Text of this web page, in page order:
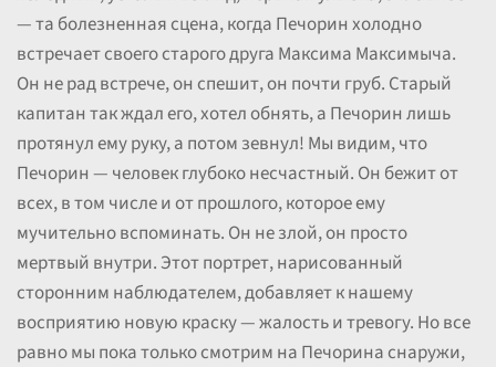
— та болезненная сцена, когда Печорин холодно
встречает своего старого друга Максима Максимыча.
Он не рад встрече, он спешит, он почти груб. Старый
капитан так ждал его, хотел обнять, а Печорин лишь
протянул ему руку, а потом зевнул! Мы видим, что
Печорин — человек глубоко несчастный. Он бежит от
всех, в том числе и от прошлого, которое ему
мучительно вспоминать. Он не злой, он просто
мертвый внутри. Этот портрет, нарисованный
сторонним наблюдателем, добавляет к нашему
восприятию новую краску — жалость и тревогу. Но все
равно мы пока только смотрим на Печорина снаружи,